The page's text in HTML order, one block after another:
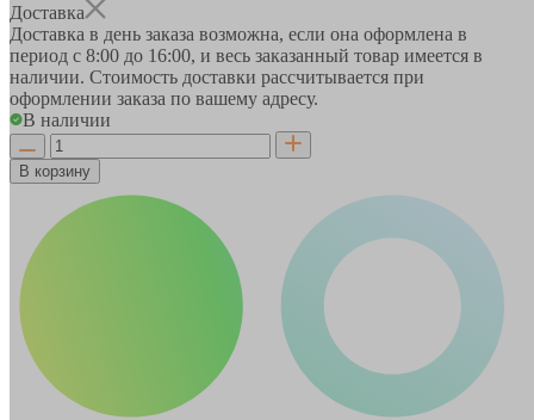
Доставка
Доставка в день заказа возможна, если она оформлена в
период с 8:00 до 16:00, и весь заказанный товар имеется в
наличии. Стоимость доставки рассчитывается при
оформлении заказа по вашему адресу.
В наличии
В корзину